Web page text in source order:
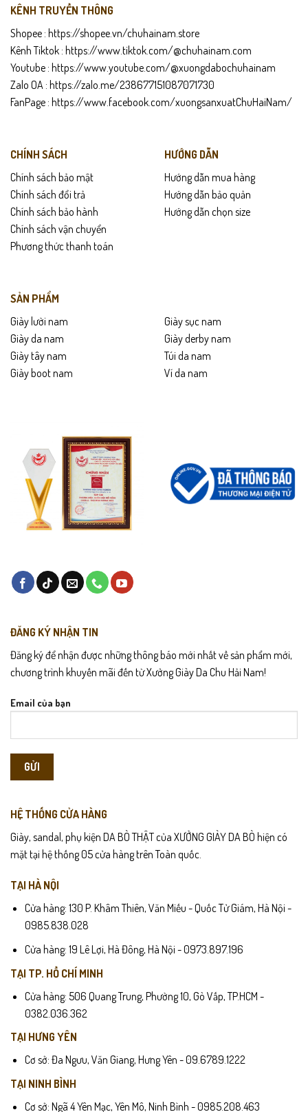
KÊNH TRUYỀN THÔNG
Shopee : https://shopee.vn/chuhainam.store
Kênh Tiktok : https://www.tiktok.com/@chuhainam.com
Youtube : https://www.youtube.com/@xuongdabochuhainam
Zalo OA : https://zalo.me/238677151087071730
FanPage : https://www.facebook.com/xuongsanxuatChuHaiNam/
CHÍNH SÁCH
Chính sách bảo mật
Chính sách đổi trả
Chính sách bảo hành
Chính sách vận chuyển
Phương thức thanh toán
HƯỚNG DẪN
Hướng dẫn mua hàng
Hướng dẫn bảo quản
Hướng dẫn chọn size
SẢN PHẨM
Giày lười nam
Giày da nam
Giày tây nam
Giày boot nam
Giày sục nam
Giày derby nam
Túi da nam
Ví da nam
ĐĂNG KÝ NHẬN TIN
Đăng ký để nhận được những thông báo mới nhất về sản phẩm mới,
chương trình khuyến mãi đến từ Xưởng Giày Da Chu Hải Nam!
Email của bạn
HỆ THỐNG CỬA HÀNG
Giày, sandal, phụ kiện DA BÒ THẬT của XƯỞNG GIÀY DA BÒ hiện có
mặt tại hệ thống 05 cửa hàng trên Toàn quốc.
TẠI HÀ NỘI
Cửa hàng: 130 P. Khâm Thiên, Văn Miếu - Quốc Tử Giám, Hà Nội -
0985.838.028
Cửa hàng: 19 Lê Lợi, Hà Đông, Hà Nội - 0973.897.196
TẠI TP. HỒ CHÍ MINH
Cửa hàng: 506 Quang Trung, Phường 10, Gò Vấp, TP.HCM -
0382.036.362
TẠI HƯNG YÊN
Cơ sở: Đa Ngưu, Văn Giang, Hưng Yên - 09.6789.1222
TẠI NINH BÌNH
Cơ sở: Ngã 4 Yên Mạc, Yên Mô, Ninh Bình - 0985.208.463